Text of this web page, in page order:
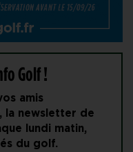
Golf !
amis
la newsletter de
lundi matin,
du golf.